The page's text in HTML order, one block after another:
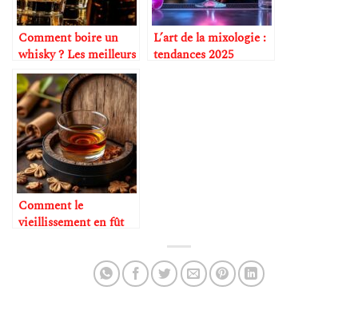
Comment boire un
whisky ? Les meilleurs
conseils
L’art de la mixologie :
tendances 2025
Comment le
vieillissement en fût